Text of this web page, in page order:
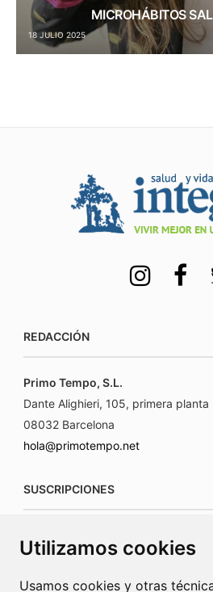
Utilizamos cookies
Usamos cookies y otras
MICROHÁBITOS
18 JULIO 2025
REDACCIÓN
Primo Tempo, S.L.
Dante Alighieri, 105, primera planta
08032 Barcelona
hola@primotempo.net
SUSCRIPCIONES
www.connecorrevistas.com